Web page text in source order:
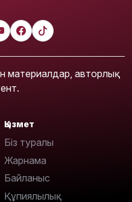
материалдар, авторлық
Қызмет
Біз туралы
Жарнама
Байланыс
Құпиялылық